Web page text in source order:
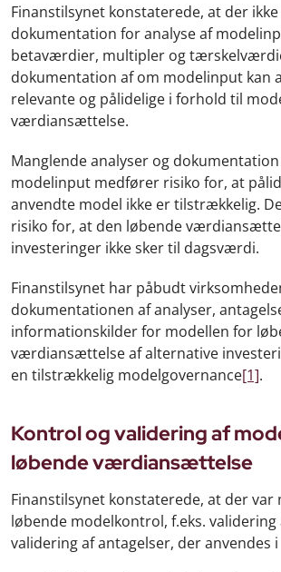
Finanstilsynet konstaterede, at der
dokumentation for analyse af
betaværdier, multipler og
dokumentation af om modelinput kan
relevante og pålidelige i forhold til
værdiansættelse.
Manglende analyser og
modelinput medfører risiko for, at
anvendte model ikke er tilstrækkelig.
risiko for, at den løbende
investeringer ikke sker til dagsværdi.
Finanstilsynet har påbudt
dokumentationen af analyser,
informationskilder for modellen for
værdiansættelse af alternative
en tilstrækkelig modelgovernance[1].
Kontrol og validering af
løbende værdiansættelse
Finanstilsynet konstaterede, at der var
løbende modelkontrol, f.eks.
validering af antagelser, der anvendes